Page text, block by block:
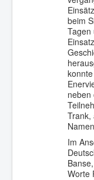
beim
Tagen
neben
Trank,
Im
Worte